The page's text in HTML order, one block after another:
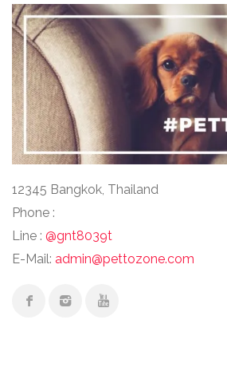
12345 Bangkok, Thailand
Phone :
Line : @gnt8039t
E-Mail: admin@pettozone.com